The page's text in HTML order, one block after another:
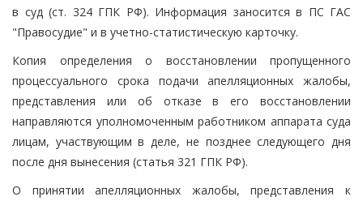
в суд (ст. 324 ГПК РФ). Информация заносится в ПС ГАС
"Правосудие" и в учетно-статистическую карточку.
Копия определения о восстановлении пропущенного
процессуального срока подачи апелляционных жалобы,
представления или об отказе в его восстановлении
направляются уполномоченным работником аппарата суда
лицам, участвующим в деле, не позднее следующего дня
после дня вынесения (статья 321 ГПК РФ).
О принятии апелляционных жалобы, представления к